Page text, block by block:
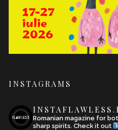
INSTAGRAMS
Romanian magazine for
sharp spirits. Check it out